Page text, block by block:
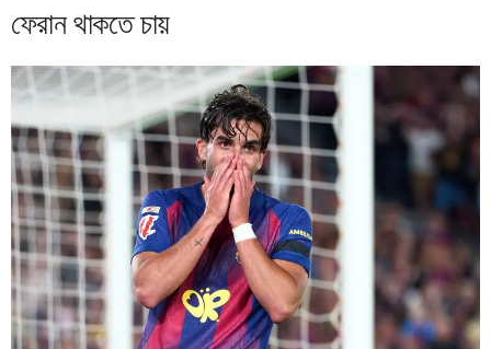
ফেরান থাকতে চায়